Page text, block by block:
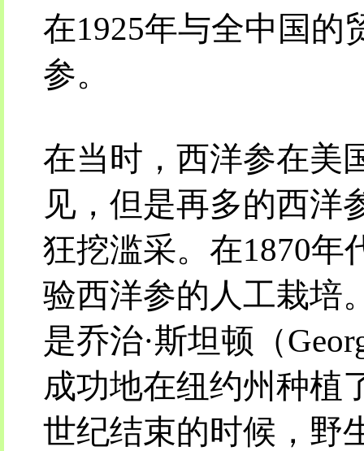
在1925年与全中国的
参。
在当时，西洋参在美
见，但是再多的西洋
狂挖滥采。在1870年
验西洋参的人工栽培
是乔治·斯坦顿（
成功地在纽约州种植
世纪结束的时候，野